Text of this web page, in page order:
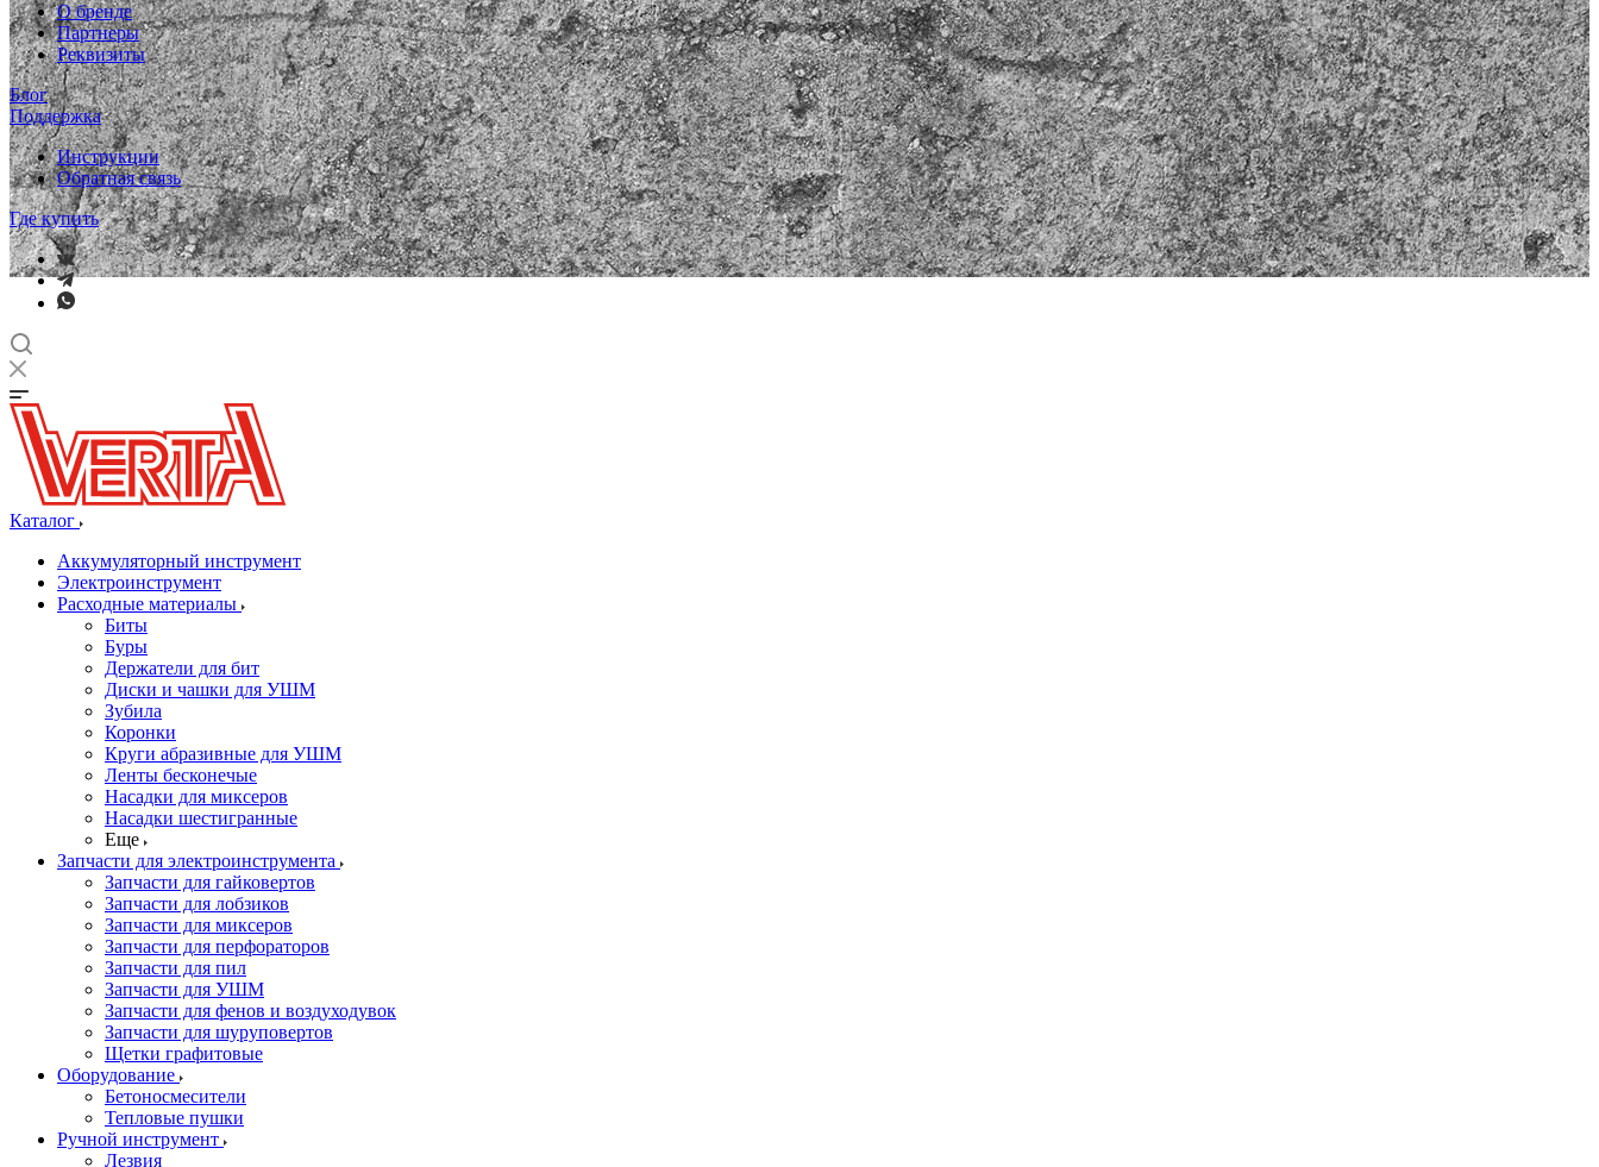
О бренде
Партнеры
Реквизиты
Блог
Поддержка
Инструкции
Обратная связь
Где купить
Каталог
Аккумуляторный инструмент
Электроинструмент
Расходные материалы
Биты
Буры
Держатели для бит
Диски и чашки для УШМ
Зубила
Коронки
Круги абразивные для УШМ
Ленты бесконечые
Насадки для миксеров
Насадки шестигранные
Еще
Запчасти для электроинструмента
Запчасти для гайковертов
Запчасти для лобзиков
Запчасти для миксеров
Запчасти для перфораторов
Запчасти для пил
Запчасти для УШМ
Запчасти для фенов и воздуходувок
Запчасти для шуруповертов
Щетки графитовые
Оборудование
Бетоносмесители
Тепловые пушки
Ручной инструмент
Лезвия